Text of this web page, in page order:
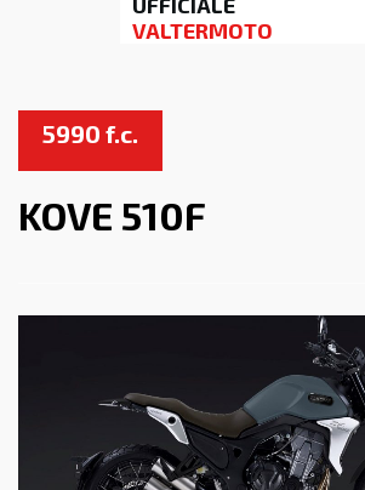
VALTERMOTO
5990 f.c.
KOVE 510F